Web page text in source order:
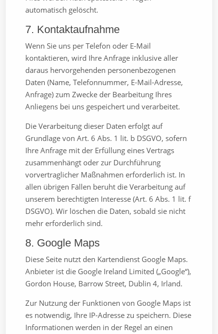
automatisch gelöscht.
7. Kontaktaufnahme
Wenn Sie uns per Telefon oder E-Mail
kontaktieren, wird Ihre Anfrage inklusive aller
daraus hervorgehenden personenbezogenen
Daten (Name, Telefonnummer, E-Mail-Adresse,
Anfrage) zum Zwecke der Bearbeitung Ihres
Anliegens bei uns gespeichert und verarbeitet.
Die Verarbeitung dieser Daten erfolgt auf
Grundlage von Art. 6 Abs. 1 lit. b DSGVO, sofern
Ihre Anfrage mit der Erfüllung eines Vertrags
zusammenhängt oder zur Durchführung
vorvertraglicher Maßnahmen erforderlich ist. In
allen übrigen Fällen beruht die Verarbeitung auf
unserem berechtigten Interesse (Art. 6 Abs. 1 lit. f
DSGVO). Wir löschen die Daten, sobald sie nicht
mehr erforderlich sind.
8. Google Maps
Diese Seite nutzt den Kartendienst Google Maps.
Anbieter ist die Google Ireland Limited („Google“),
Gordon House, Barrow Street, Dublin 4, Irland.
Zur Nutzung der Funktionen von Google Maps ist
es notwendig, Ihre IP-Adresse zu speichern. Diese
Informationen werden in der Regel an einen